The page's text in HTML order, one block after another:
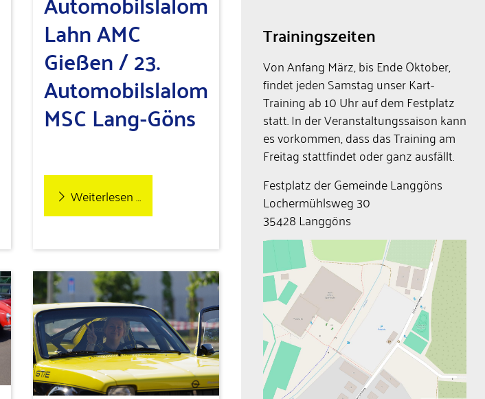
Lahn AMC
Gießen / 23.
Automobilslalom
MSC Lang-Göns
Weiterlesen …
Trainingszeiten
Von Anfang März, bis Ende Oktober,
findet jeden Samstag unser Kart-
Training ab 10 Uhr auf dem Festplatz
statt. In der Veranstaltungssaison kann
es vorkommen, dass das Training am
Freitag stattfindet oder ganz ausfällt.
Festplatz der Gemeinde Langgöns
Lochermühlsweg 30
35428 Langgöns